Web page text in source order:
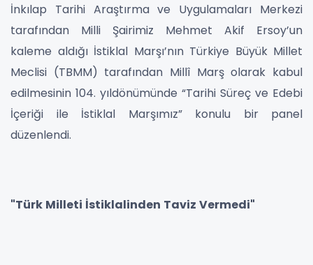
İnkılap Tarihi Araştırma ve Uygulamaları Merkezi
tarafından Milli Şairimiz Mehmet Akif Ersoy’un
kaleme aldığı İstiklal Marşı’nın Türkiye Büyük Millet
Meclisi (TBMM) tarafından Millî Marş olarak kabul
edilmesinin 104. yıldönümünde “Tarihi Süreç ve Edebi
İçeriği ile İstiklal Marşımız” konulu bir panel
düzenlendi.
"Türk Milleti İstiklalinden Taviz Vermedi"